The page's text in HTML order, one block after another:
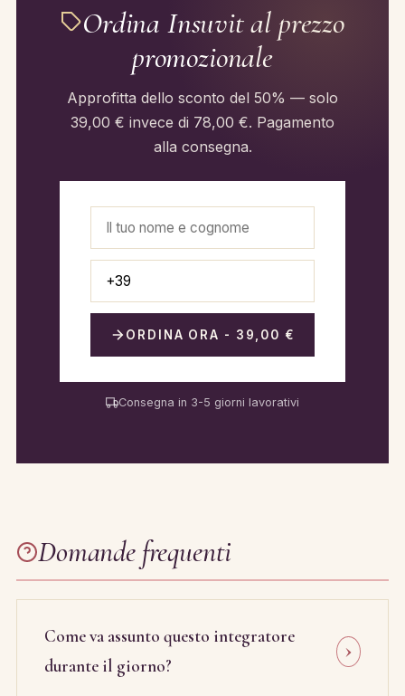
Ordina Insuvit al prezzo
promozionale
Approfitta dello sconto del 50% — solo
39,00 € invece di 78,00 €. Pagamento
alla consegna.
ORDINA ORA - 39,00 €
Consegna in 3-5 giorni lavorativi
Domande frequenti
Come va assunto questo integratore
durante il giorno?